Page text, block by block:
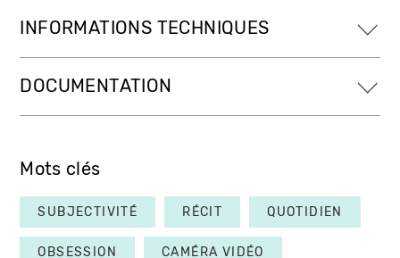
INFORMATIONS TECHNIQUES
DOCUMENTATION
Mots clés
SUBJECTIVITÉ RÉCIT QUOTIDIEN
OBSESSION CAMÉRA VIDÉO